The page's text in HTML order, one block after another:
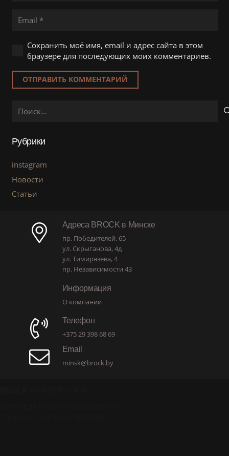
Сохранить моё имя, email и адрес сайта в этом
браузере для последующих моих комментариев.
ОТПРАВИТЬ КОММЕНТАРИЙ
Рубрики
instagram
Новости
Статьи
Адреса BROCK в Минске
пр. Победителей, 65
ул. Скрыганова, 4д
ул. Тимирязева, 4
пр. Независимости 43
Информация
О компании
Телефон
+375 29 398 68 69
Email
minsk@brock.by